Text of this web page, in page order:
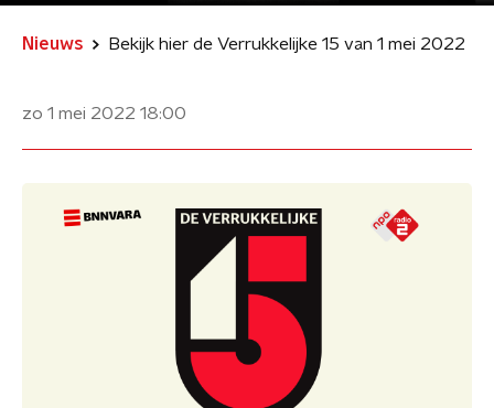
Nieuws Bekijk hier de Verrukkelijke 15 van 1 mei 2022
zo 1 mei 2022 18:00